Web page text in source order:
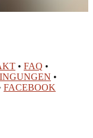
• FAQ •
•
FACEBOOK